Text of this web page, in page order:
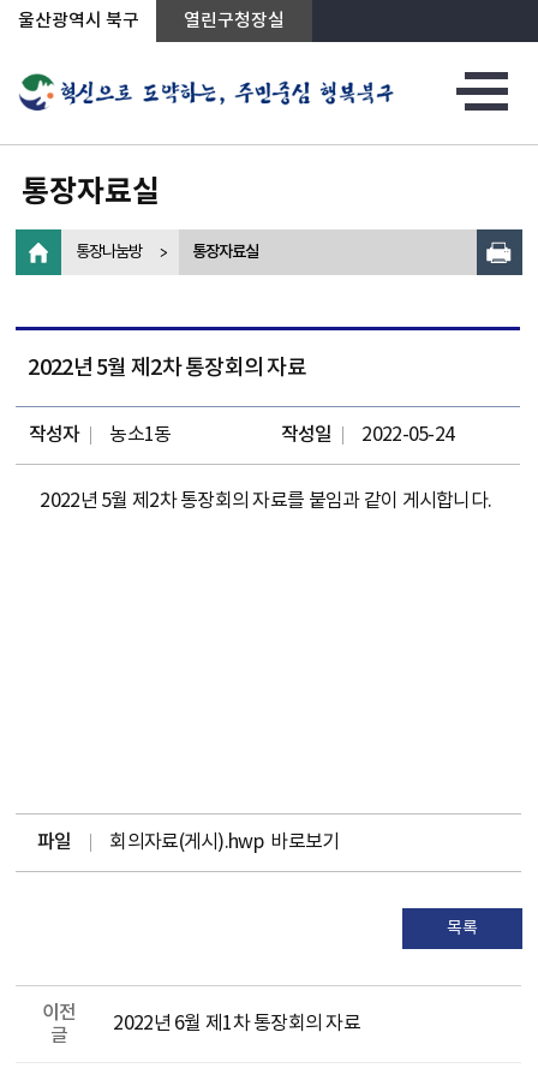
상단메뉴로 바로가기
전체메뉴로 바로가기
왼쪽메뉴로 바로가기
본문으로 바로가기
울산광역시 북구 열린구청장실
통장자료실
통장나눔방 통장자료실
2022년 5월 제2차 통장회의 자료
작성자 농소1동 작성일 2022-05-24
2022년 5월 제2차 통장회의 자료를 붙임과 같이 게시합니다.
파일 회의자료(게시).hwp 바로보기
목록
이전
글
2022년 6월 제1차 통장회의 자료